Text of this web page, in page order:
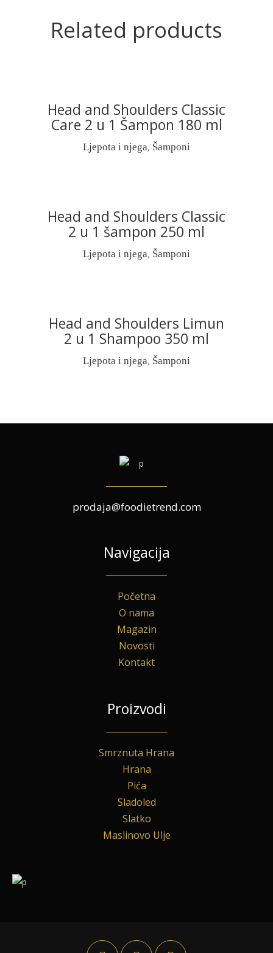
Related products
READ MORE
Head and Shoulders Classic
Care 2 u 1 Šampon 180 ml
Ljepota i njega, Šamponi
READ MORE
Head and Shoulders Classic
2 u 1 šampon 250 ml
Ljepota i njega, Šamponi
READ MORE
Head and Shoulders Limun
2 u 1 Shampoo 350 ml
Ljepota i njega, Šamponi
prodaja@foodietrend.com
Navigacija
Početna
O nama
Magazin
Novosti
Kontakt
Proizvodi
Smrznuta Hrana
Hrana
Pića
Sladoled
Slatko
Maslinovo Ulje